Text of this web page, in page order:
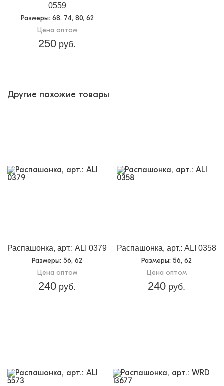
0559
Размеры: 68, 74, 80, 62
Цена оптом
250 руб.
Другие похожие товары
Распашонка, арт.: ALI 0379
Размеры: 56, 62
Цена оптом
240 руб.
Распашонка, арт.: ALI 0358
Размеры: 56, 62
Цена оптом
240 руб.